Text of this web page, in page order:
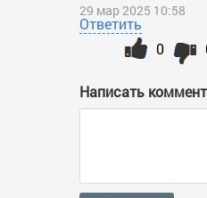
29 мар 2025 10:58
Ответить
0
Написать